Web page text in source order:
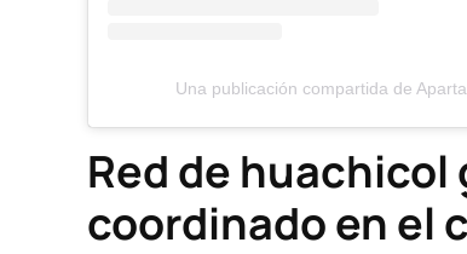
Una publicación compartida de
Red de
coordinado en el